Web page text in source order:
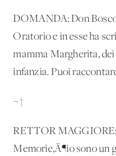
DOMANDA: Don
Oratorio e in esse ha
mamma Margherita,
infanzia. Puoi
¬†
RETTOR
Memorie‚Ä¶io sono un